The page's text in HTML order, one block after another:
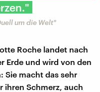
um die Welt"
Roche landet nach
Erde und wird von den
Sie macht das sehr
ihren Schmerz, auch